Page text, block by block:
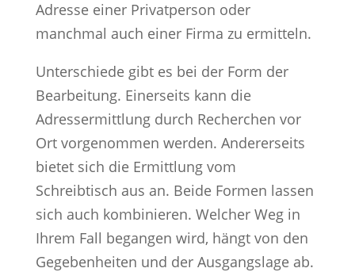
Adresse einer Privatperson oder
manchmal auch einer Firma zu ermitteln.
Unterschiede gibt es bei der Form der
Bearbeitung. Einerseits kann die
Adressermittlung durch Recherchen vor
Ort vorgenommen werden. Andererseits
bietet sich die Ermittlung vom
Schreibtisch aus an. Beide Formen lassen
sich auch kombinieren. Welcher Weg in
Ihrem Fall begangen wird, hängt von den
Gegebenheiten und der Ausgangslage ab.